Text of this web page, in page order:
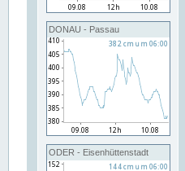
DONAU - Passau
ODER - Eisenhüttenstadt